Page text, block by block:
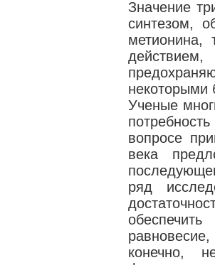
Значение
синтезом,
метионина,
некоторыми
Ученые
вопросе
века
ряд
конечно,